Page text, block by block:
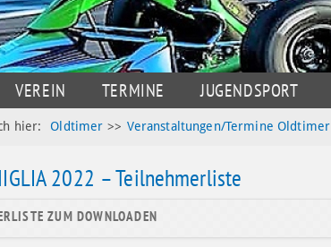
VEREIN TERMINE JUGENDSPORT
hier: Oldtimer >> Veranstaltungen/Termine Oldtimer
2022 – Teilnehmerliste
ZUM DOWNLOADEN